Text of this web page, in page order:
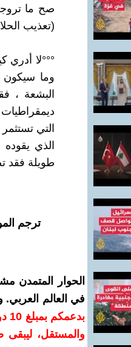
صح ما
(تعذيب
°°°لا أدري
وما سيكون
البشعة ،
ديمقراطيات
التي
الذي
طويلة فقد
ترجم
الحوار المتمدن
في العالم
والمستقل، ليبقى